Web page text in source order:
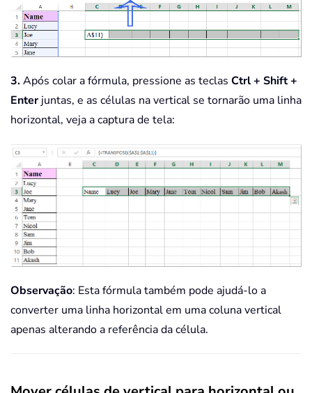
3.Após colar a fórmula, pressione as teclas Ctrl + Shift +
Enterjuntas, e as células na vertical se tornarão uma linha
horizontal, veja a captura de tela:
Observação: Esta fórmula também pode ajudá-lo a
converter uma linha horizontal em uma coluna vertical
apenas alterando a referência da célula.